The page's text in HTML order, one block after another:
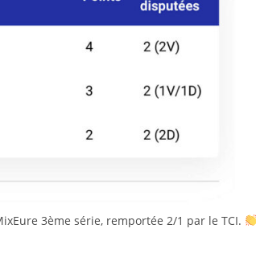
3ème série, remportée 2/1 par le TCI.